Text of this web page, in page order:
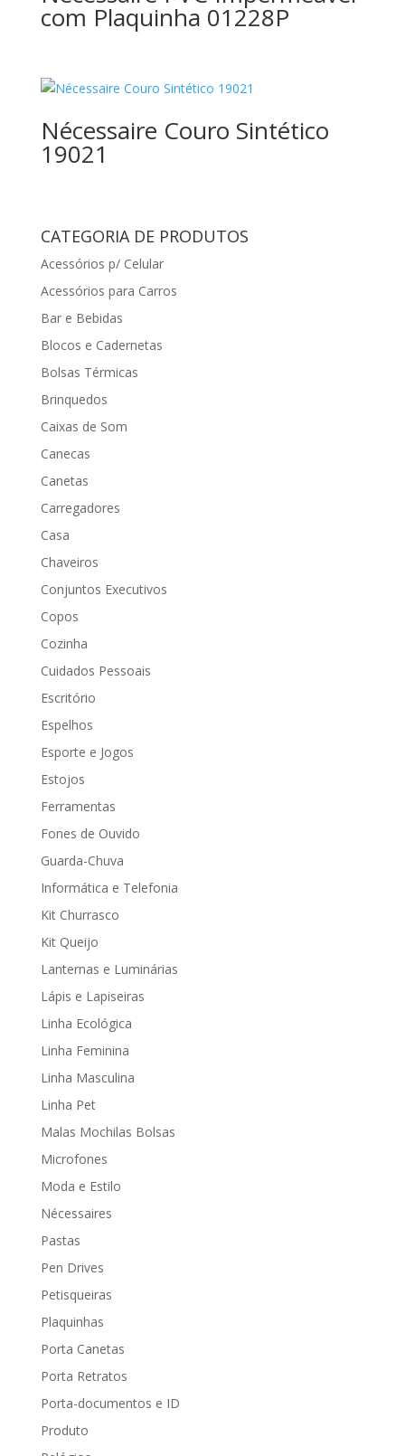
com Plaquinha 01228P
Nécessaire Couro Sintético
19021
CATEGORIA DE PRODUTOS
Acessórios p/ Celular
Acessórios para Carros
Bar e Bebidas
Blocos e Cadernetas
Bolsas Térmicas
Brinquedos
Caixas de Som
Canecas
Canetas
Carregadores
Casa
Chaveiros
Conjuntos Executivos
Copos
Cozinha
Cuidados Pessoais
Escritório
Espelhos
Esporte e Jogos
Estojos
Ferramentas
Fones de Ouvido
Guarda-Chuva
Informática e Telefonia
Kit Churrasco
Kit Queijo
Lanternas e Luminárias
Lápis e Lapiseiras
Linha Ecológica
Linha Feminina
Linha Masculina
Linha Pet
Malas Mochilas Bolsas
Microfones
Moda e Estilo
Nécessaires
Pastas
Pen Drives
Petisqueiras
Plaquinhas
Porta Canetas
Porta Retratos
Porta-documentos e ID
Produto